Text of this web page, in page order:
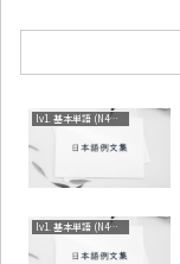
lv1. 基本単語 (N4～N5)
lv1. 基本単語 (N4～N5)